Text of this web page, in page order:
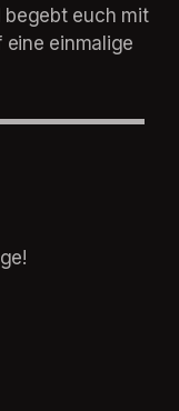
begebt euch mit
eine einmalige